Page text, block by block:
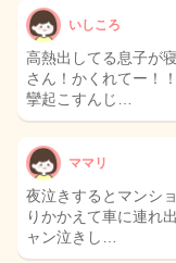
いしころ
高熱出してる息子が
さん！かくれてー！
攣起こすんじ…
ママリ
夜泣きするとマンシ
りかかえて車に連れ
ャン泣きし…